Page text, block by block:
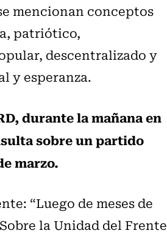
mencionan conceptos
patriótico,
descentralizado y
y esperanza.
durante la mañana en
sobre un partido
marzo.
“Luego de meses de
la Unidad del Frente